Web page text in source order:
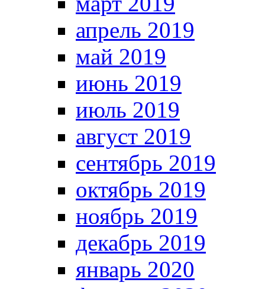
апрель 2019
май 2019
июнь 2019
июль 2019
август 2019
сентябрь 2019
октябрь 2019
ноябрь 2019
декабрь 2019
январь 2020